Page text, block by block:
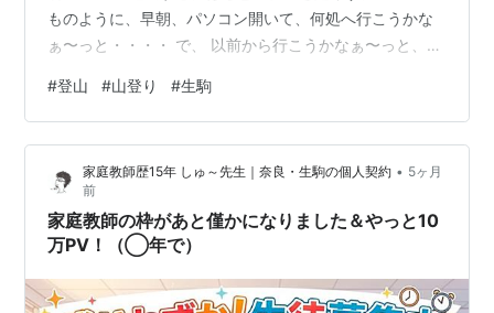
ものように、早朝、パソコン開いて、何処へ行こうかな
ぁ〜っと・・・・ で、 以前から行こうかなぁ〜っと、☆
ことにして、準備開始‼️ コースについては、☆印させて
いただいていたyamaperさんのコースをほぼ踏襲するこ
とにした。 ジーちゃん、元々東大阪はまったく不得手な
地域でアクセスもようわからんので、「野崎って、どう
やって行くの⁉️」から・・・ いつものYahoo路線情報で
調べてたら、意外と近くで、…
#登山 #山登り #生駒
家庭教師歴15年 しゅ～先生｜奈良・生駒の個人契約 • 5ヶ月
前
家庭教師の枠があと僅かになりました＆やっと10
万PV！（◯年で）